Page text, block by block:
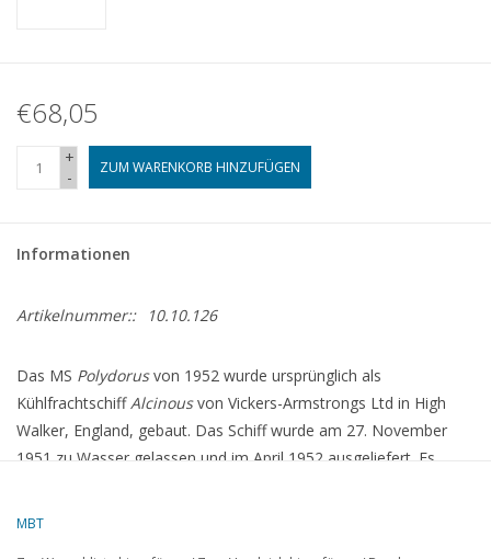
€68,05
+
-
ZUM WARENKORB HINZUFÜGEN
Informationen
Artikelnummer:: 10.10.126
Das MS Polydorusvon 1952 wurde ursprünglich als
KühlfrachtschiffAlcinousvon Vickers-Armstrongs Ltd in High
Walker, England, gebaut. Das Schiff wurde am 27. November
1951 zu Wasser gelassen und im April 1952 ausgeliefert. Es
MBT